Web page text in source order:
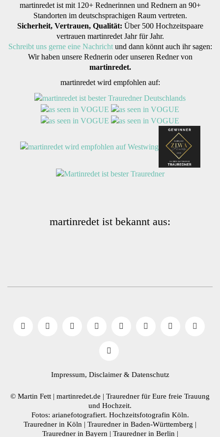
martinredet ist mit 120+ Rednerinnen und Rednern an 90+
Standorten im deutschsprachigen Raum vertreten.
Sicherheit, Vertrauen, Qualität: Über 500 Hochzeitspaare
vertrauen martinredet Jahr für Jahr.
Schreibt uns gerne eine Nachrichtund dann könnt auch ihr sagen:
Wir haben unsere Rednerin oder unseren Redner von
martinredet.
martinredet wird empfohlen auf:
martinredet ist bekannt aus:
Impressum, Disclaimer & Datenschutz
© Martin Fett | martinredet.de | Trauredner für Eure freie Trauung
und Hochzeit.
Fotos: arianefotografiert. Hochzeitsfotografin Köln.
Trauredner in Köln | Trauredner in Baden-Württemberg |
Trauredner in Bayern | Trauredner in Berlin |